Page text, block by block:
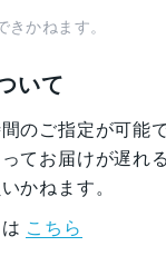
かねます。
いて
のご指定が可能で
てお届けが遅れ
かねます。
こちら